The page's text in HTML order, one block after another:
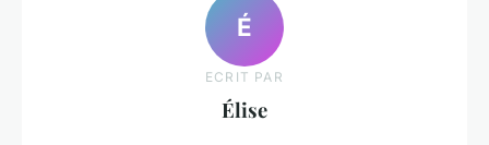
É
ECRIT PAR
Élise